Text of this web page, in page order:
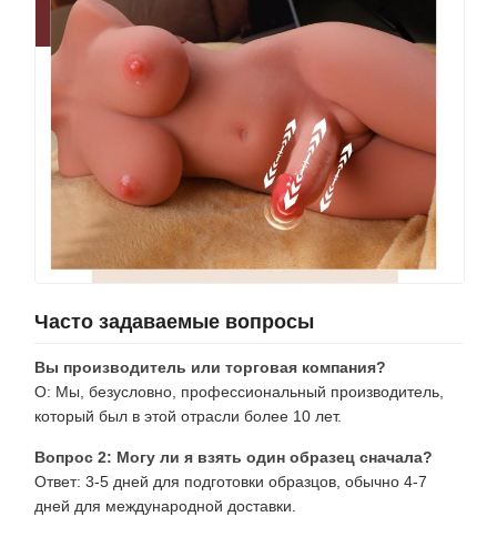
Часто задаваемые вопросы
Вы производитель или торговая компания?
О: Мы, безусловно, профессиональный производитель,
который был в этой отрасли более 10 лет.
Вопрос 2: Могу ли я взять один образец сначала?
Ответ: 3-5 дней для подготовки образцов, обычно 4-7
дней для международной доставки.